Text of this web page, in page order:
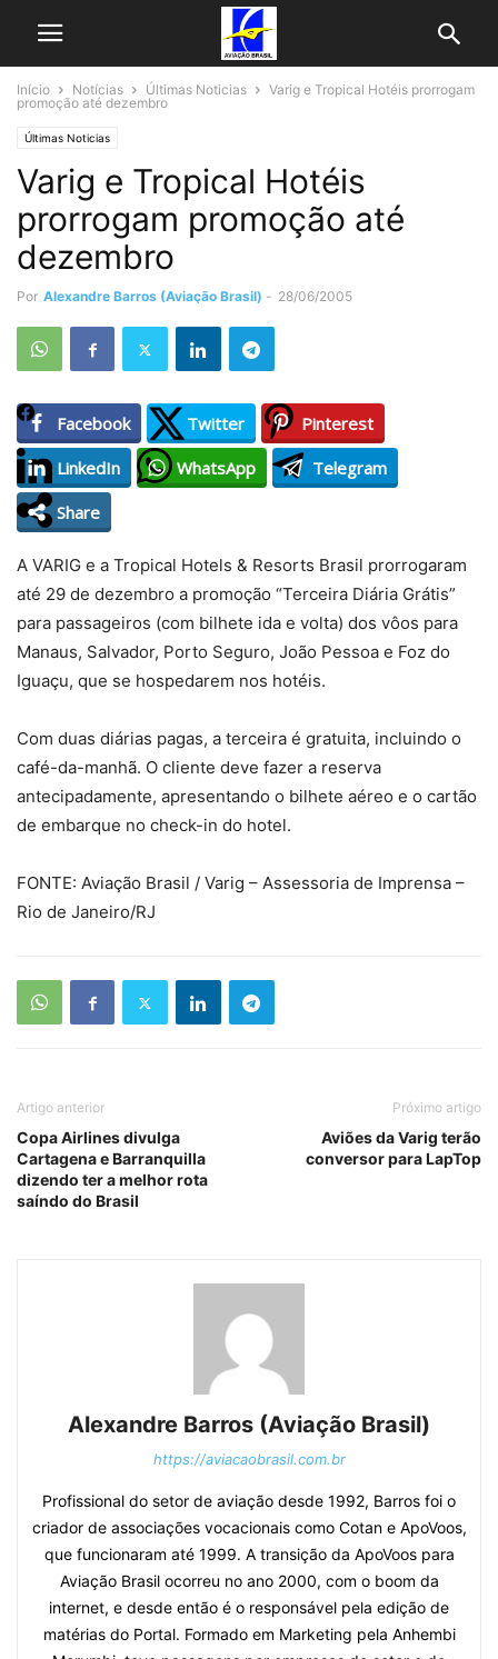
Início Notícias Últimas Noticias
Varig e Tropical Hotéis prorrogam
promoção até dezembro
Últimas Noticias
Varig e Tropical Hotéis
prorrogam promoção até
dezembro
Por Alexandre Barros (Aviação Brasil) - 28/06/2005
Facebook Twitter
Pinterest
LinkedIn
WhatsApp
Telegram
Share
A VARIG e a Tropical Hotels & Resorts Brasil prorrogaram
até 29 de dezembro a promoção “Terceira Diária Grátis”
para passageiros (com bilhete ida e volta) dos vôos para
Manaus, Salvador, Porto Seguro, João Pessoa e Foz do
Iguaçu, que se hospedarem nos hotéis.
Com duas diárias pagas, a terceira é gratuita, incluindo o
café-da-manhã. O cliente deve fazer a reserva
antecipadamente, apresentando o bilhete aéreo e o cartão
de embarque no check-in do hotel.
FONTE: Aviação Brasil / Varig – Assessoria de Imprensa –
Rio de Janeiro/RJ
Artigo anterior
Copa Airlines divulga
Cartagena e Barranquilla
dizendo ter a melhor rota
saíndo do Brasil
Próximo artigo
Aviões da Varig terão
conversor para LapTop
Alexandre Barros (Aviação Brasil)
https://aviacaobrasil.com.br
Profissional do setor de aviação desde 1992, Barros foi o
criador de associações vocacionais como Cotan e ApoVoos,
que funcionaram até 1999. A transição da ApoVoos para
Aviação Brasil ocorreu no ano 2000, com o boom da
internet, e desde então é o responsável pela edição de
matérias do Portal. Formado em Marketing pela Anhembi